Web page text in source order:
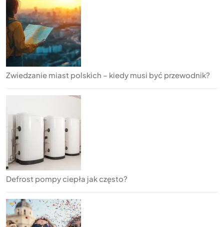
Zwiedzanie miast polskich – kiedy musi być przewodnik?
Defrost pompy ciepła jak często?